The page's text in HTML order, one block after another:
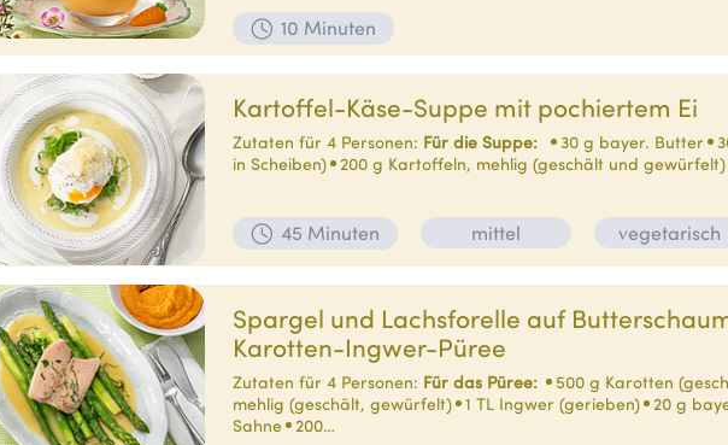
10 Minuten
Kartoffel-Käse-Suppe mit pochiertem Ei
Zutaten für 4 Personen: Für die Suppe: 30 g bayer. Butter
in Scheiben)
200 g Kartoffeln, mehlig (geschält und gewürfelt)
45 Minuten mittel vegetarisch
Spargel und Lachsforelle auf
Karotten-Ingwer-Püree
Zutaten für 4 Personen: Für das Püree: 500 g Karotten
mehlig (geschält, gewürfelt)
1 TL Ingwer (gerieben) 20 g
Sahne
200…